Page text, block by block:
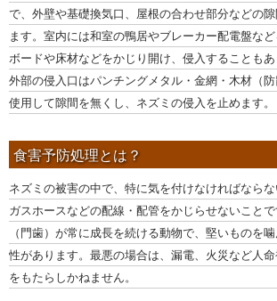
で、外壁や基礎換気口、屋根の合わせ部分などの
ます。室内には和室の鴨居やブレーカー配電盤な
ボードや床材などをかじり開け、侵入することも
外部の侵入口はパンチングメタル・金網・木材（
使用して隙間を無くし、ネズミの侵入を止めます。
食害予防処理とは？
ネズミの被害の中で、特に気を付けなければなら
ガスホースなどの配線・配管をかじらせないこと
（門歯）が常に成長を続ける動物で、堅いものを
性があります。最悪の場合は、漏電、火災など人
をもたらしかねません。